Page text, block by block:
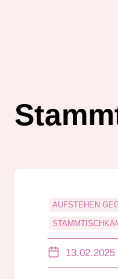
AUFSTEHEN
13.02.2025